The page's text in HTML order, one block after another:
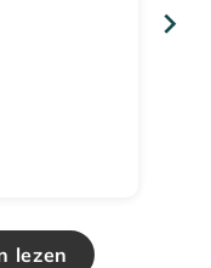
lezen